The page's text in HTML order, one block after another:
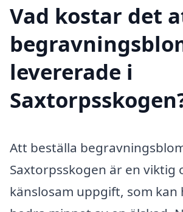
Vad kostar det
levererade i
Att beställa
Saxtorpsskogen är en viktig
känslosam uppgift, som kan